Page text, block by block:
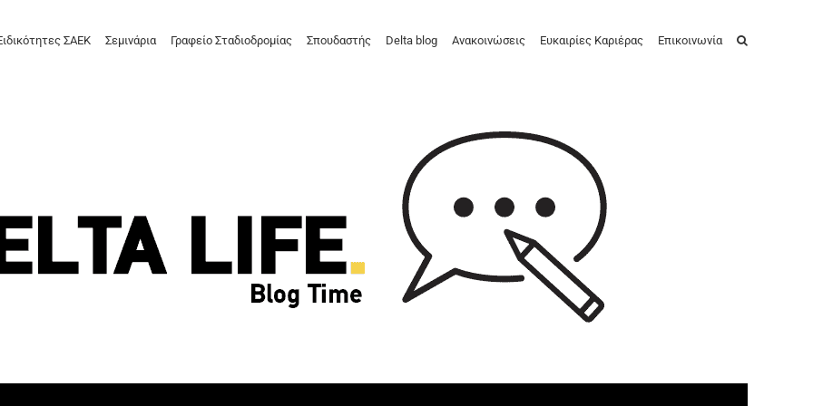
ΣΑΕΚ Σεμινάρια Γραφείο Σταδιοδρομίας Σπουδαστής Delta blog Ανακοινώσεις Ευκαιρίες Καριέρας Επικοινωνία